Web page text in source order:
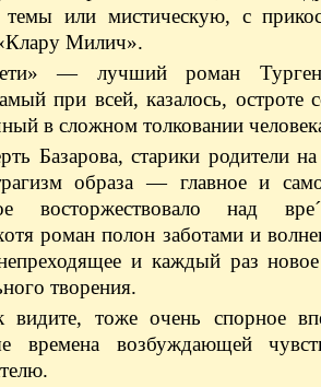
темы или мистическую, с
Милич».
— лучший роман
при всей, казалось, остроте
в сложном толковании
Базарова, старики родители
образа — главное и
восторжествовало над
роман полон заботами и
и каждый раз новое
творения.
тоже очень спорное
времена возбуждающей